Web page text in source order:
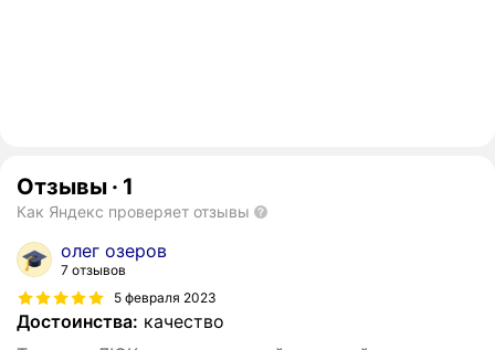
Отзывы · 1
Как Яндекс проверяет отзывы
олег озеров
7 отзывов
5 февраля 2023
Достоинства: качество